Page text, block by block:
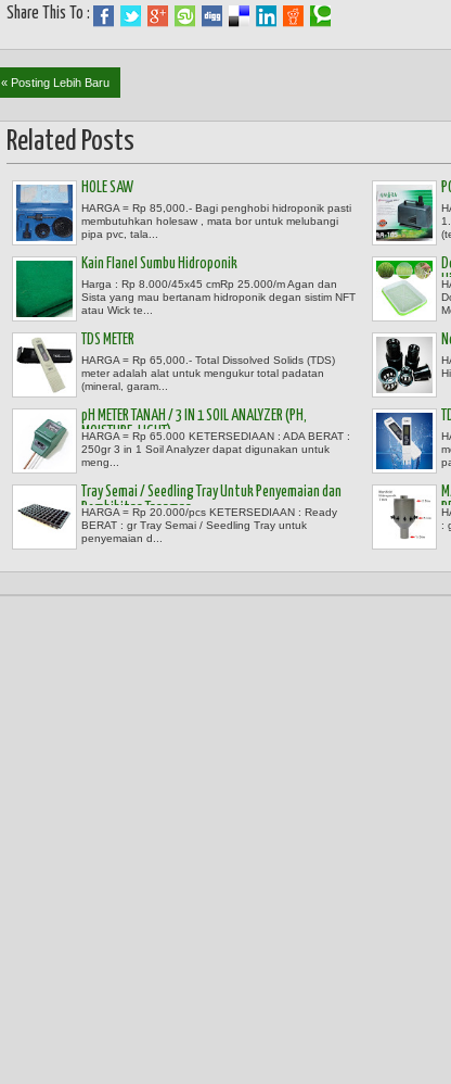
Share This To :
« Posting Lebih Baru
Related Posts
HOLE SAW
HARGA = Rp 85,000.- Bagi penghobi hidroponik pasti
membutuhkan holesaw , mata bor untuk melubangi
pipa pvc, tala...
Kain Flanel Sumbu Hidroponik
Harga : Rp 8.000/45x45 cmRp 25.000/m Agan dan
Sista yang mau bertanam hidroponik degan sistim NFT
atau Wick te...
TDS METER
HARGA = Rp 65,000.- Total Dissolved Solids (TDS)
meter adalah alat untuk mengukur total padatan
(mineral, garam...
pH METER TANAH / 3 IN 1 SOIL ANALYZER (PH,
MOISTURE, LIGHT)
HARGA = Rp 65.000 KETERSEDIAAN : ADA BERAT :
250gr 3 in 1 Soil Analyzer dapat digunakan untuk
meng...
Tray Semai / Seedling Tray Untuk Penyemaian dan
Pembibitan Tanaman
HARGA = Rp 20.000/pcs KETERSEDIAAN : Ready
BERAT : gr Tray Semai / Seedling Tray untuk
penyemaian d...
: